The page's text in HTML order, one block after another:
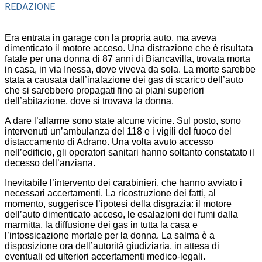
REDAZIONE
Era entrata in garage con la propria auto, ma aveva
dimenticato il motore acceso. Una distrazione che è risultata
fatale per una donna di 87 anni di Biancavilla, trovata morta
in casa, in via Inessa, dove viveva da sola. La morte sarebbe
stata a causata dall’inalazione dei gas di scarico dell’auto
che si sarebbero propagati fino ai piani superiori
dell’abitazione, dove si trovava la donna.
A dare l’allarme sono state alcune vicine. Sul posto, sono
intervenuti un’ambulanza del 118 e i vigili del fuoco del
distaccamento di Adrano. Una volta avuto accesso
nell’edificio, gli operatori sanitari hanno soltanto constatato il
decesso dell’anziana.
Inevitabile l’intervento dei carabinieri, che hanno avviato i
necessari accertamenti. La ricostruzione dei fatti, al
momento, suggerisce l’ipotesi della disgrazia: il motore
dell’auto dimenticato acceso, le esalazioni dei fumi dalla
marmitta, la diffusione dei gas in tutta la casa e
l’intossicazione mortale per la donna. La salma è a
disposizione ora dell’autorità giudiziaria, in attesa di
eventuali ed ulteriori accertamenti medico-legali.